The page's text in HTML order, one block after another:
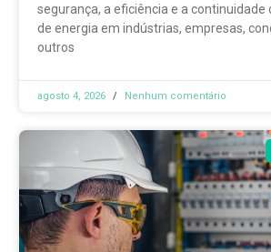
segurança, a eficiência e a
de energia em indústrias, empresas,
outros
agosto 4, 2026 Nenhum comentário